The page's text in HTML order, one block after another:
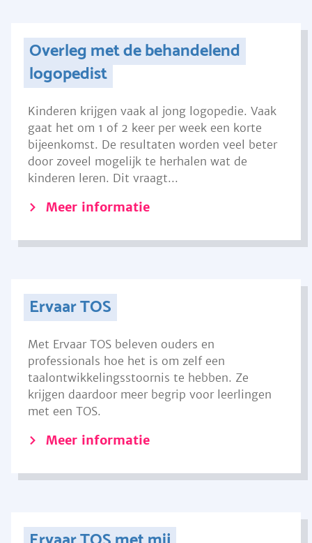
Overleg met de behandelend
logopedist
Kinderen krijgen vaak al jong logopedie. Vaak
gaat het om 1 of 2 keer per week een korte
bijeenkomst. De resultaten worden veel beter
door zoveel mogelijk te herhalen wat de
kinderen leren. Dit vraagt...
Meer informatie
Ervaar TOS
Met Ervaar TOS beleven ouders en
professionals hoe het is om zelf een
taalontwikkelingsstoornis te hebben. Ze
krijgen daardoor meer begrip voor leerlingen
met een TOS.
Meer informatie